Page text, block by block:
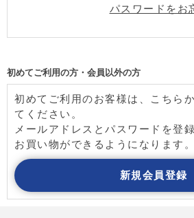
パスワードをお
初めてご利用の方・会員以外の方
初めてご利用のお客様は、こちら
てください。
メールアドレスとパスワードを登
お買い物ができるようになります。